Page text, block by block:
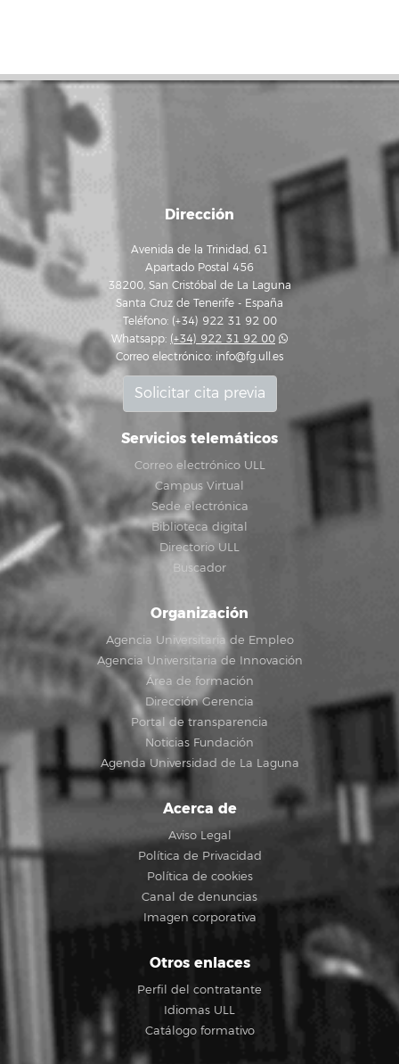
Dirección
Avenida de la Trinidad, 61
Apartado Postal 456
38200, San Cristóbal de La Laguna
Santa Cruz de Tenerife - España
Teléfono: (+34) 922 31 92 00
Whatsapp: (+34) 922 31 92 00
Correo electrónico: info@fg.ull.es
Solicitar cita previa
Servicios telemáticos
Correo electrónico ULL
Campus Virtual
Sede electrónica
Biblioteca digital
Directorio ULL
Buscador
Organización
Agencia Universitaria de Empleo
Agencia Universitaria de Innovación
Área de formación
Dirección Gerencia
Portal de transparencia
Noticias Fundación
Agenda Universidad de La Laguna
Acerca de
Aviso Legal
Política de Privacidad
Política de cookies
Canal de denuncias
Imagen corporativa
Otros enlaces
Perfil del contratante
Idiomas ULL
Catálogo formativo